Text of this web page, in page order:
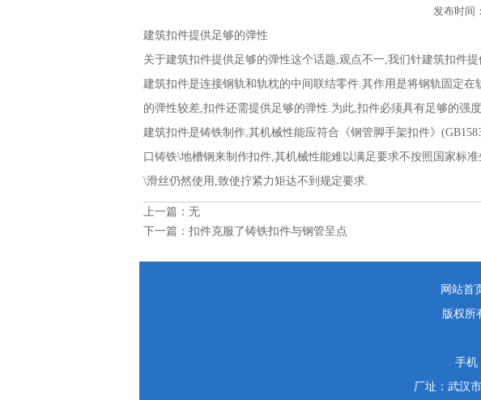
发布时间
建筑扣件提供足够的弹性
关于建筑扣件提供足够的弹性这个话题,观点不一,我们针建筑扣件
建筑扣件是连接钢轨和轨枕的中间联结零件.其作用是将钢轨固定
的弹性较差,扣件还需提供足够的弹性.为此,扣件必须具有足够的强
建筑扣件是铸铁制作,其机械性能应符合《钢管脚手架扣件》
口铸铁\地槽钢来制作扣件,其机械性能难以满足要求不按照国家标
\滑丝仍然使用,致使拧紧力矩达不到规定要求.
上一篇：无
下一篇： 扣件克服了铸铁扣件与钢管呈点
网站首
版权所
手机
厂址：武汉